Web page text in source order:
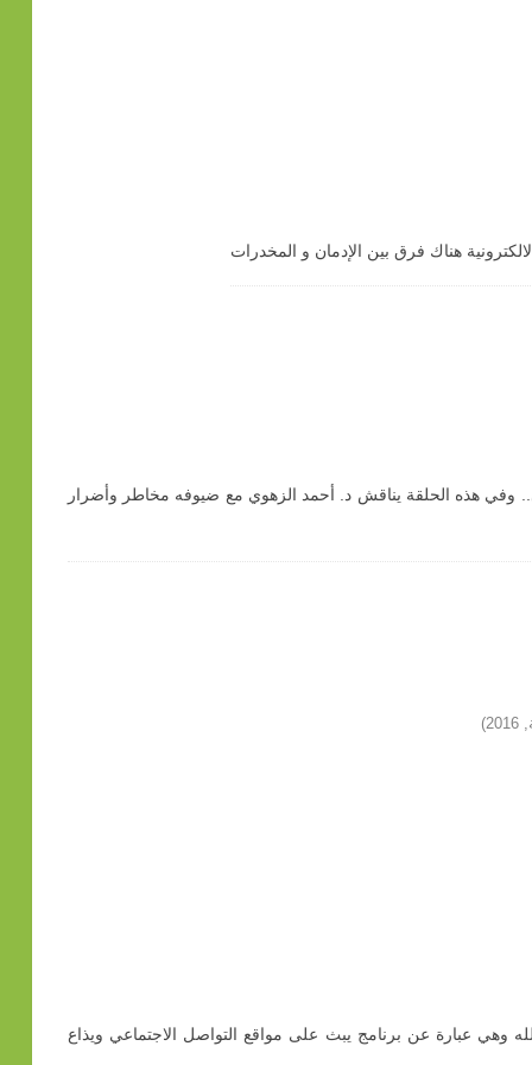
هناك فرق بين الإدمان و المخدرات
وفي هذه الحلقة يناقش د. أحمد الزهوي مع ضيوفه مخاطر وأضرار
,
2016
)
وهي عبارة عن برنامج يبث على مواقع التواصل الاجتماعي ويذاع